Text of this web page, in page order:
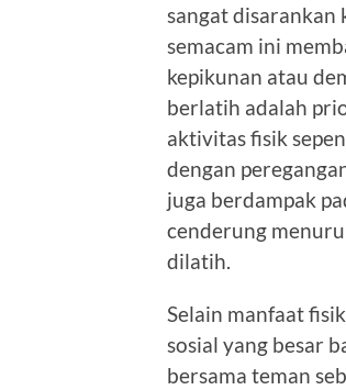
sangat
semacam ini
kepikunan atau
berlatih adalah
aktivitas fisik
dengan
juga berdampak
cenderung
dilatih.
Selain manfaat
sosial yang besar
bersama teman